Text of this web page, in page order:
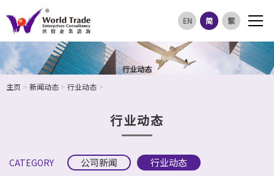
EN 简 繁
行业动态
主页 > 新闻动态 > 行业动态 >
行业动态
CATEGORY 公司新闻 行业动态